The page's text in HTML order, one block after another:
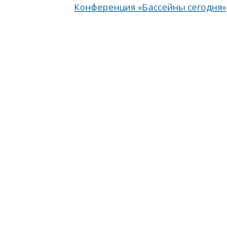
Конференция «Бассейны сегодня»